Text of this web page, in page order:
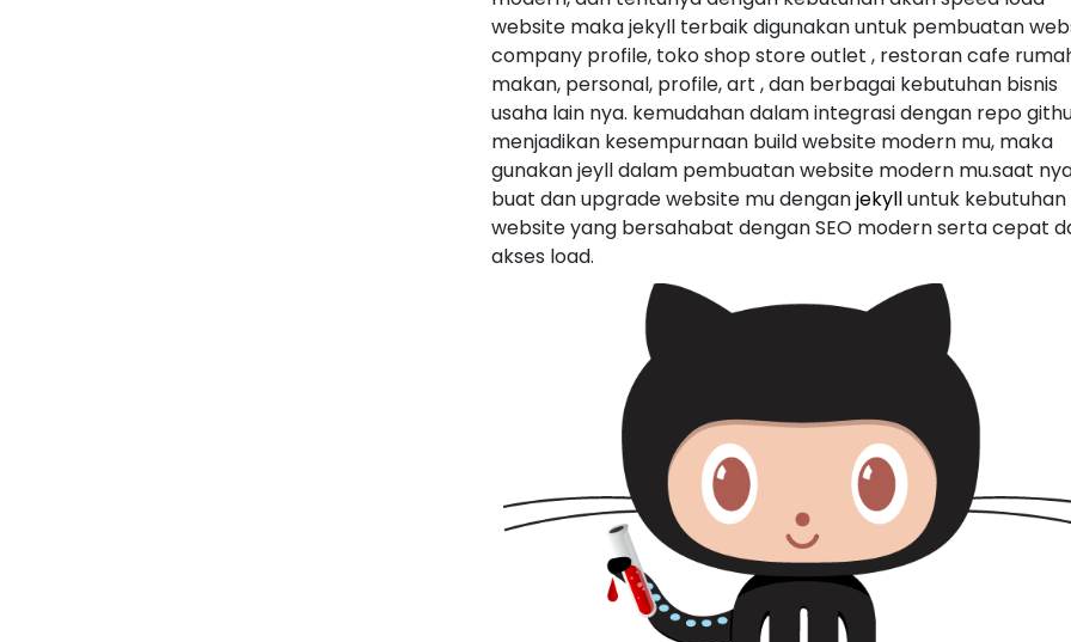
website maka jekyll terbaik digunakan untuk pembuatan
company profile, toko shop store outlet , restoran cafe
makan, personal, profile, art , dan berbagai kebutuhan bisnis
usaha lain nya. kemudahan dalam integrasi dengan repo
menjadikan kesempurnaan build website modern mu, maka
gunakan jeyll dalam pembuatan website modern mu.saat
buat dan upgrade website mu denganjekylluntuk kebutuhan
website yang bersahabat dengan SEO modern serta cepat
akses load.